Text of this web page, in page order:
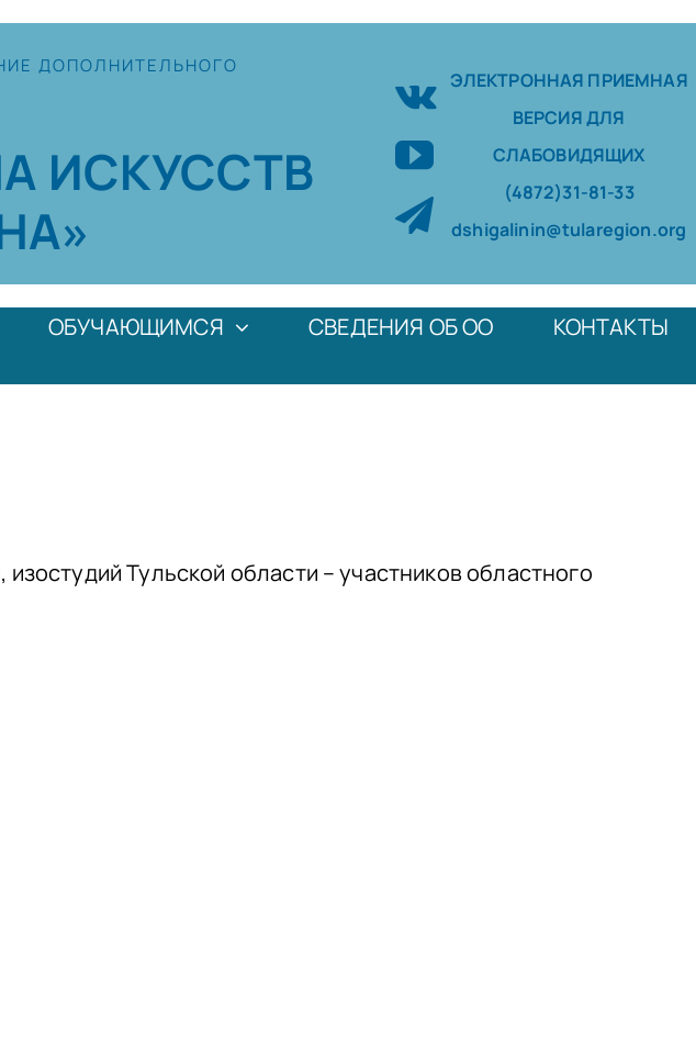
ДОПОЛНИТЕЛЬНОГО
ИСКУССТВ
ЭЛЕКТРОННАЯ ПРИЕМНАЯ
ВЕРСИЯ ДЛЯ
СЛАБОВИДЯЩИХ
(4872)31-81-33
dshigalinin@tularegion.org
ОБУЧАЮЩИМСЯ СВЕДЕНИЯ ОБ ОО
КОНТАКТЫ
Тульской области – участников областного